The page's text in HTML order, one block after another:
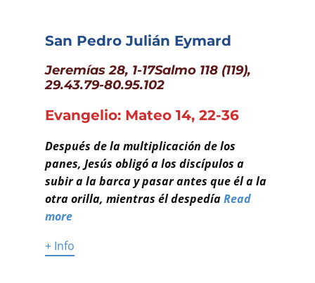
San Pedro Julián Eymard
Jeremías 28, 1-17Salmo 118 (119),
29.43.79-80.95.102
Evangelio: Mateo 14, 22-36
Después de la multiplicación de los
panes, Jesús obligó a los discípulos a
subir a la barca y pasar antes que él a la
otra orilla, mientras él despedíaRead
more
+ Info